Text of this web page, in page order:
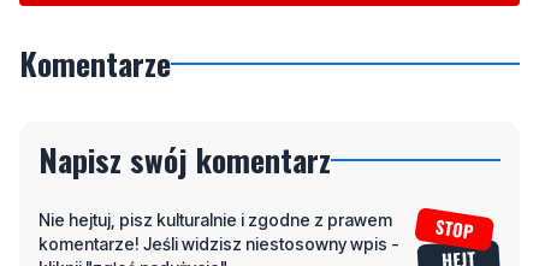
Napisz swój komentarz
komentarze! Jeśli widzisz niestosowny wpis -
kliknij "zgłoś nadużycie".
Imię / Podpis